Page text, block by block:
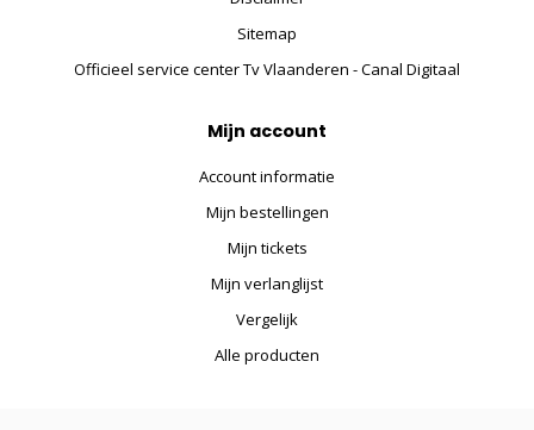
Sitemap
Officieel service center Tv Vlaanderen - Canal Digitaal
Mijn account
Account informatie
Mijn bestellingen
Mijn tickets
Mijn verlanglijst
Vergelijk
Alle producten